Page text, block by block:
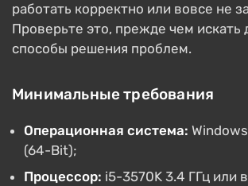
работать корректно или вовсе не
Проверьте это, прежде чем искать
способы решения проблем.
Минимальные требования
Операционная система:
(64-Bit);
Процессор: i5-3570K 3.4 ГГц или